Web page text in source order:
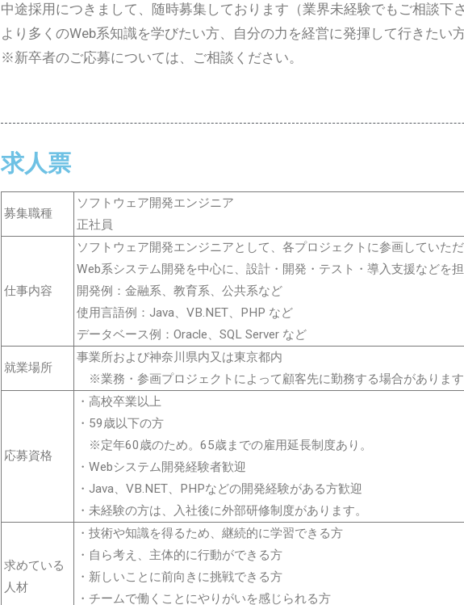
中途採用につきまして、随時募集しております（業界未経験でもご相談下
より多くのWeb系知識を学びたい方、自分の力を経営に発揮して行きたい
※新卒者のご応募については、ご相談ください。
求人票
募集職種
ソフトウェア開発エンジニア
正社員
仕事内容
ソフトウェア開発エンジニアとして、各プロジェクトに参画していた
Web系システム開発を中心に、設計・開発・テスト・導入支援などを
開発例：金融系、教育系、公共系など
使用言語例：Java、VB.NET、PHP など
データベース例：Oracle、SQL Server など
就業場所
事業所および神奈川県内又は東京都内
※業務・参画プロジェクトによって顧客先に勤務する場合がありま
応募資格
・高校卒業以上
・59歳以下の方
※定年60歳のため。65歳までの雇用延長制度あり。
・Webシステム開発経験者歓迎
・Java、VB.NET、PHPなどの開発経験がある方歓迎
・未経験の方は、入社後に外部研修制度があります。
求めている
人材
・技術や知識を得るため、継続的に学習できる方
・自ら考え、主体的に行動ができる方
・新しいことに前向きに挑戦できる方
・チームで働くことにやりがいを感じられる方